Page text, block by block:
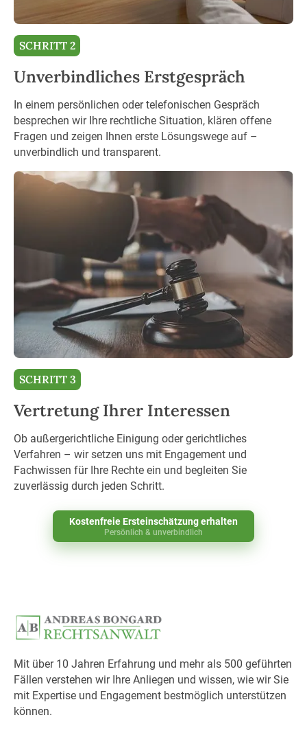
SCHRITT 2
Unverbindliches Erstgespräch
In einem persönlichen oder telefonischen Gespräch
besprechen wir Ihre rechtliche Situation, klären offene
Fragen und zeigen Ihnen erste Lösungswege auf –
unverbindlich und transparent.
SCHRITT 3
Vertretung Ihrer Interessen
Ob außergerichtliche Einigung oder gerichtliches
Verfahren – wir setzen uns mit Engagement und
Fachwissen für Ihre Rechte ein und begleiten Sie
zuverlässig durch jeden Schritt.
Kostenfreie Ersteinschätzung erhalten
Persönlich & unverbindlich
Mit über 10 Jahren Erfahrung und mehr als 500 geführten
Fällen verstehen wir Ihre Anliegen und wissen, wie wir Sie
mit Expertise und Engagement bestmöglich unterstützen
können.